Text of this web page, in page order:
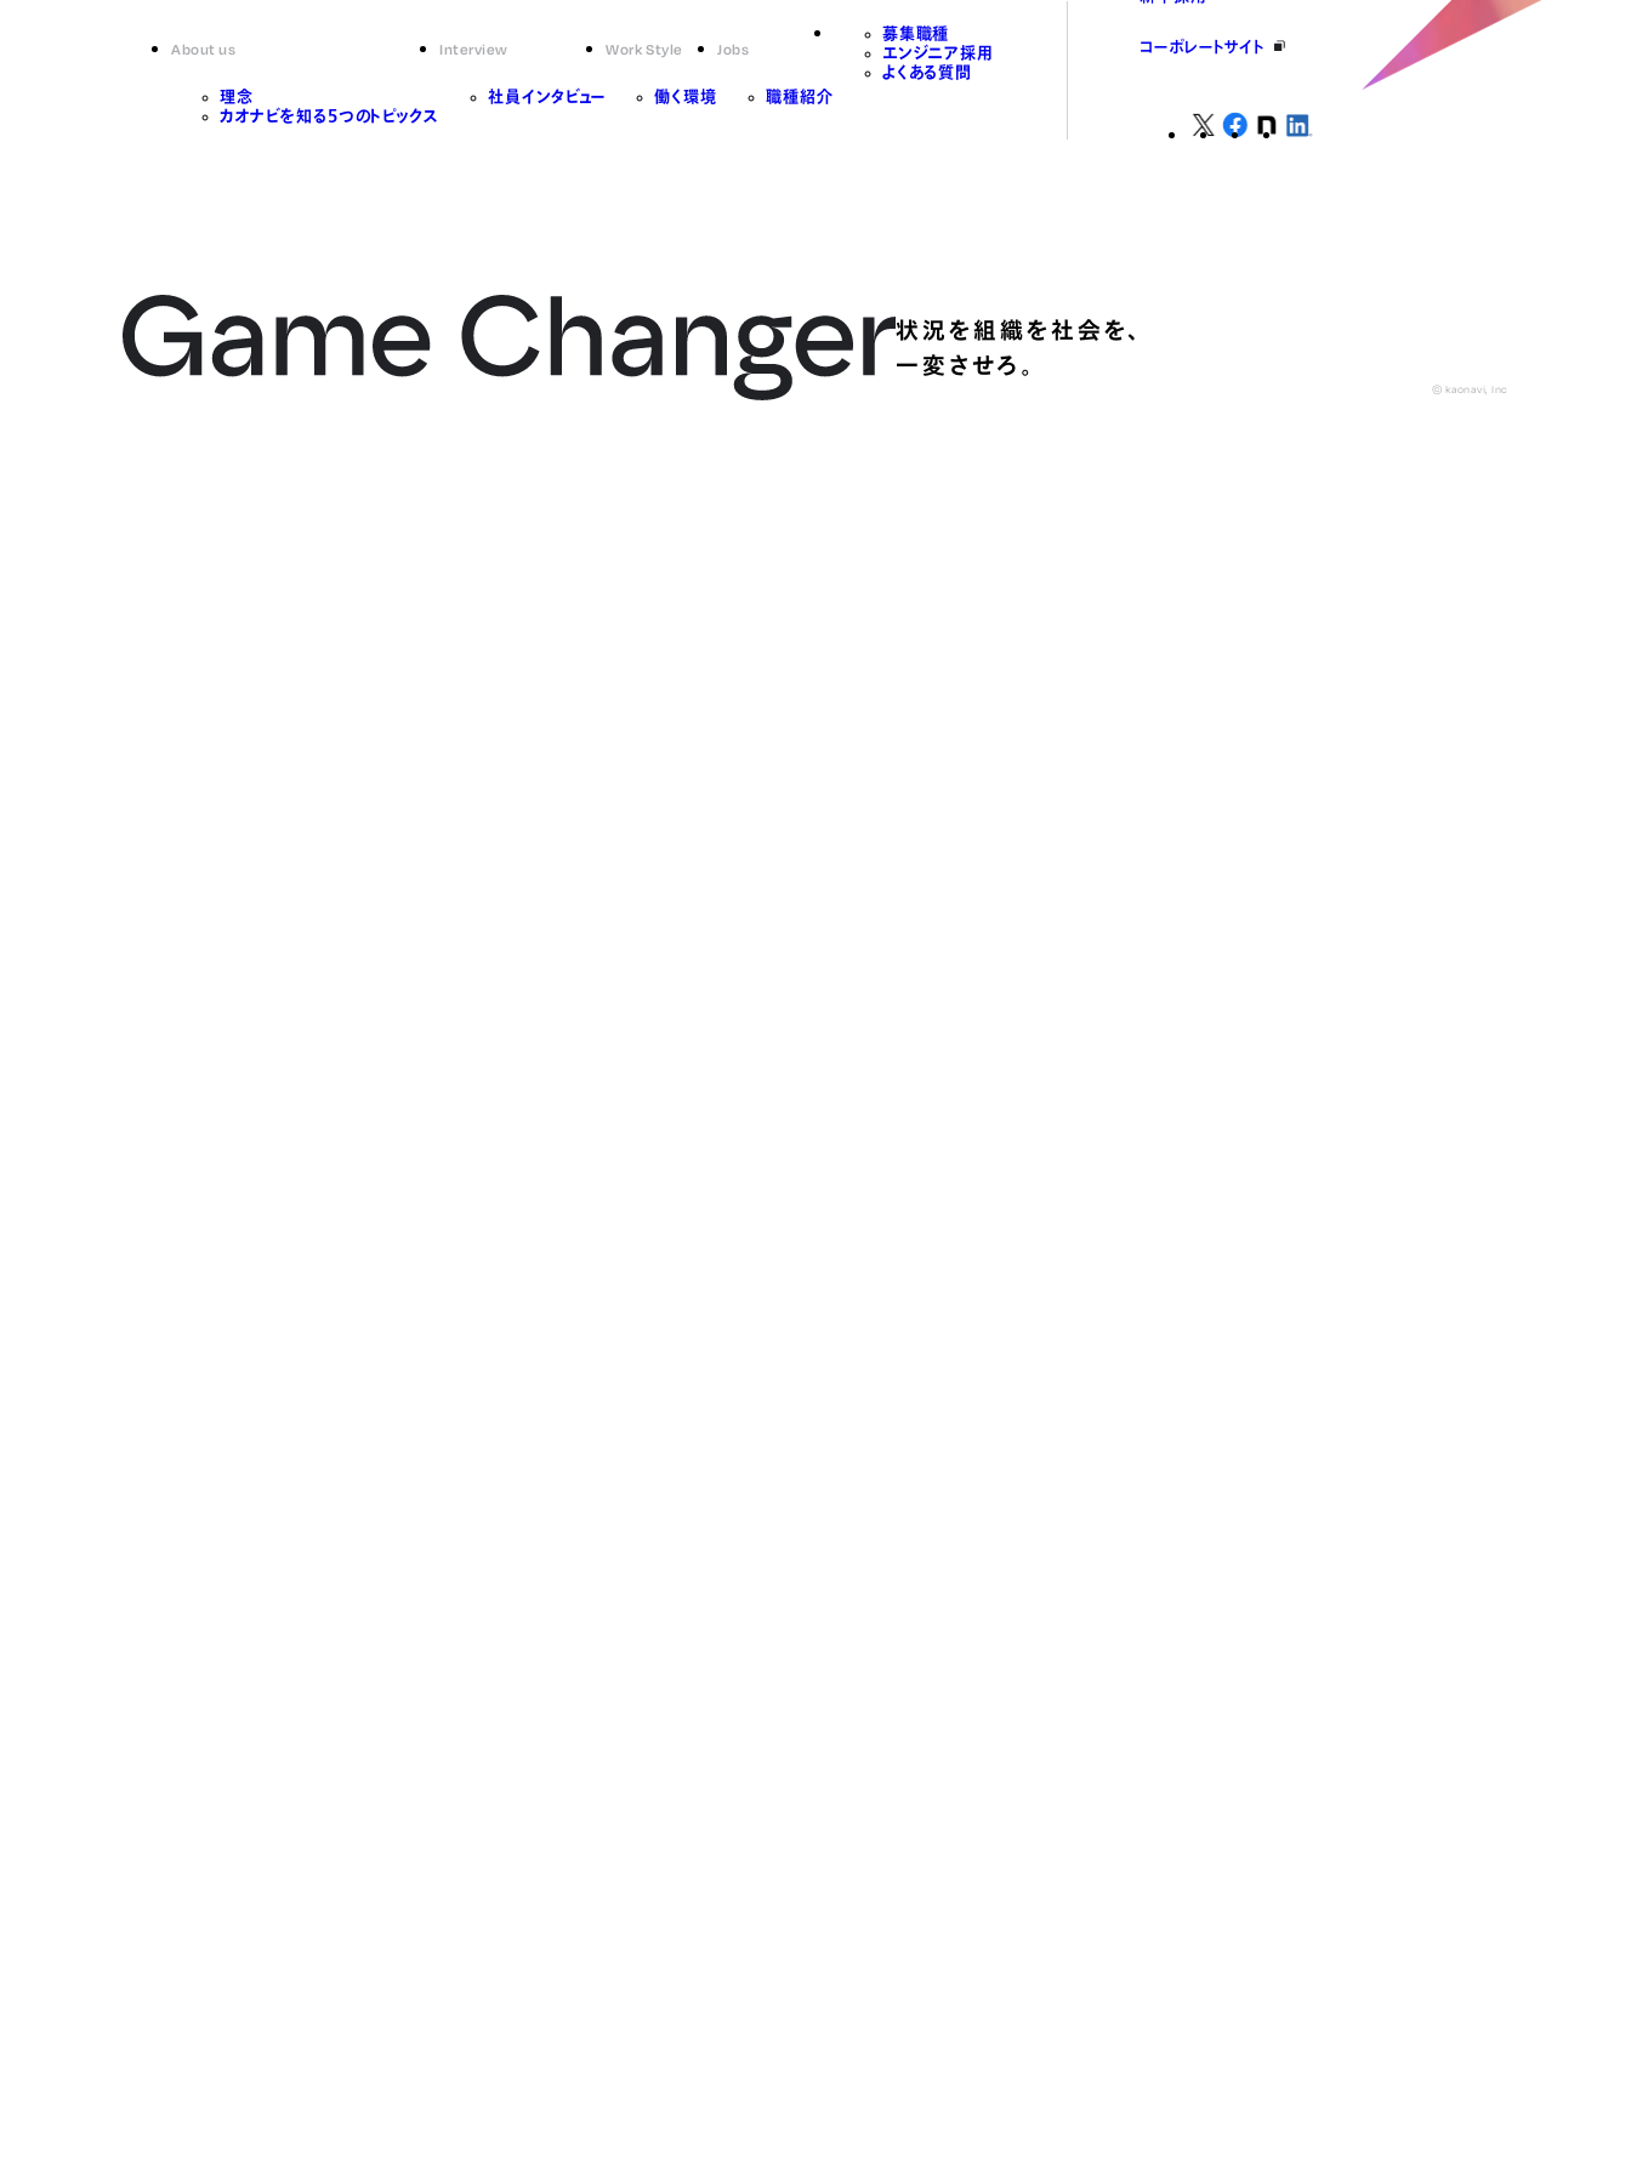
About us
理念
カオナビを知る5つのトピックス
Interview
社員インタビュー
Work Style
働く環境
Jobs
職種紹介
募集職種
エンジニア採用
よくある質問
コーポレートサイト
状況を組織を社会を、
一変させろ。
© kaonavi, Inc